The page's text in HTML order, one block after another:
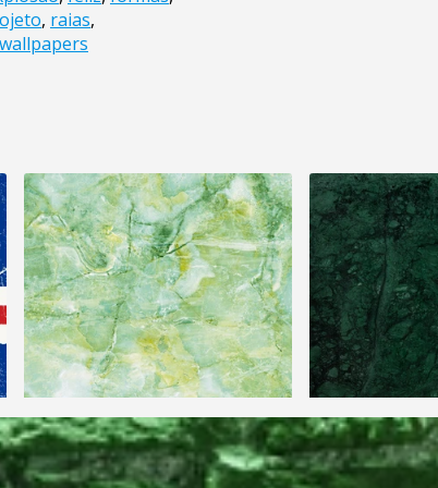
, raias,
wallpapers